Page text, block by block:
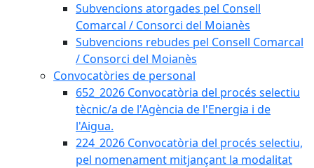
Subvencions atorgades pel Consell
Comarcal / Consorci del Moianès
Subvencions rebudes pel Consell Comarcal
/ Consorci del Moianès
Convocatòries de personal
652_2026 Convocatòria del procés selectiu
tècnic/a de l'Agència de l'Energia i de
l'Aigua.
224_2026 Convocatòria del procés selectiu,
pel nomenament mitjançant la modalitat